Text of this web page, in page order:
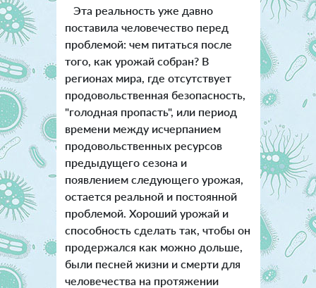
Эта реальность уже давно
поставила человечество перед
проблемой: чем питаться после
того, как урожай собран? В
регионах мира, где отсутствует
продовольственная безопасность,
"голодная пропасть", или период
времени между исчерпанием
продовольственных ресурсов
предыдущего сезона и
появлением следующего урожая,
остается реальной и постоянной
проблемой. Хороший урожай и
способность сделать так, чтобы он
продержался как можно дольше,
были песней жизни и смерти для
человечества на протяжении